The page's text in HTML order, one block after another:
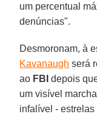
um percentual
denúncias".
Desmoronam, à
Kavanaugh será
ao FBI depois
um visível
infalível -